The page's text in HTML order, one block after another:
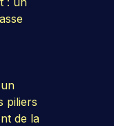
piliers
de la